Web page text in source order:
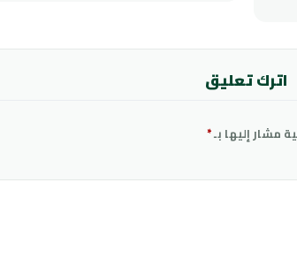
اترك تعليق
مشار إليها بـ*